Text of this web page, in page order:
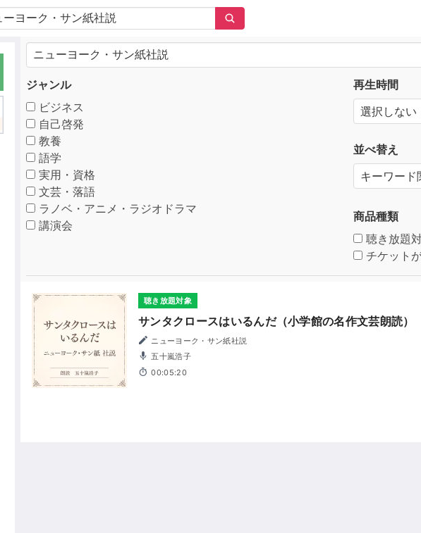
ジャンル
ビジネス
自己啓発
教養
語学
実用・資格
文芸・落語
ラノベ・アニメ・ラジオドラマ
講演会
再生時間
並べ替え
商品種類
聴き放題
チケット
聴き放題対象
サンタクロースはいるんだ（小学館の名作文芸朗読）
ニューヨーク・サン紙社説
五十嵐浩子
00:05:20